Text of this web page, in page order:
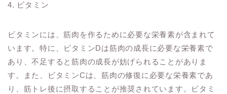
4. ビタミン
ビタミンには、筋肉を作るために必要な栄養素が含まれて
います。特に、ビタミンDは筋肉の成長に必要な栄養素で
あり、不足すると筋肉の成長が妨げられることがありま
す。また、ビタミンCは、筋肉の修復に必要な栄養素であ
り、筋トレ後に摂取することが推奨されています。ビタミ